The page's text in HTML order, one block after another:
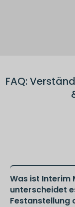
FAQ:
Was ist Interim
unterscheidet
Festanstellung